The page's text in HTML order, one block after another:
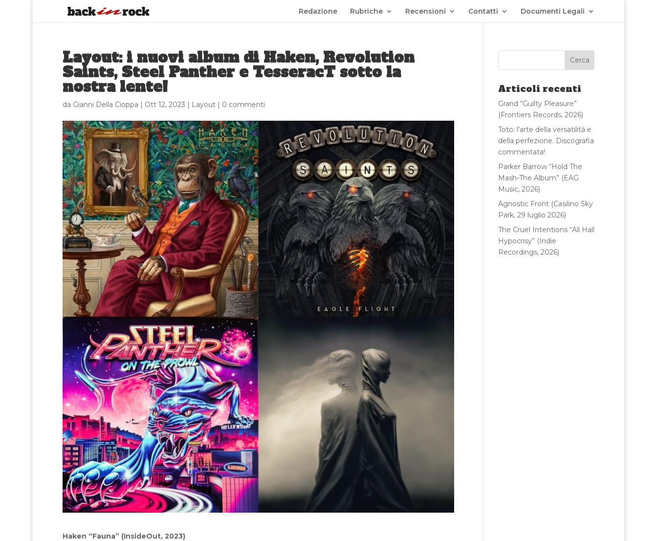
Redazione Rubriche Recensioni Contatti Documenti Legali
Layout: i nuovi album di Haken, Revolution
Saints, Steel Panther e TesseracT sotto la
nostra lente!
da Gianni Della Cioppa | Ott 12, 2023 | Layout| 0 commenti
Haken “Fauna” (InsideOut, 2023)
Articoli recenti
Grand “Guilty Pleasure”
(Frontiers Records, 2026)
Toto: l’arte della versatilità e
della perfezione. Discografia
commentata!
Parker Barrow “Hold The
Mash-The Album” (EAG
Music, 2026)
Agnostic Front (Casilino Sky
Park, 29 luglio 2026)
The Cruel Intentions “All Hall
Hypocrisy” (Indie
Recordings, 2026)